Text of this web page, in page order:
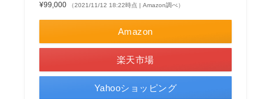
¥99,000 （2021/11/12 18:22時点 | Amazon調べ）
Amazon
楽天市場
Yahooショッピング